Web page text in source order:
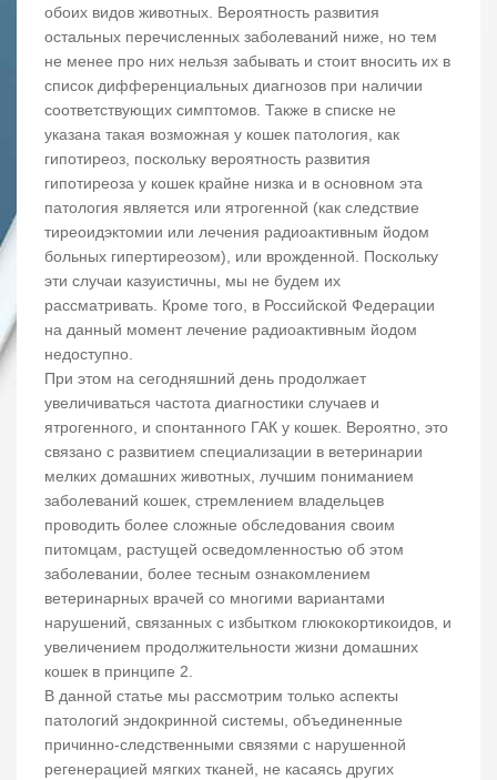
обоих видов животных. Вероятность развития
остальных перечисленных заболеваний ниже, но тем
не менее про них нельзя забывать и стоит вносить их в
список дифференциальных диагнозов при наличии
соответствующих симптомов. Также в списке не
указана такая возможная у кошек патология, как
гипотиреоз, поскольку вероятность развития
гипотиреоза у кошек крайне низка и в основном эта
патология является или ятрогенной (как следствие
тиреоидэктомии или лечения радиоактивным йодом
больных гипертиреозом), или врожденной. Поскольку
эти случаи казуистичны, мы не будем их
рассматривать. Кроме того, в Российской Федерации
на данный момент лечение радиоактивным йодом
недоступно.
При этом на сегодняшний день продолжает
увеличиваться частота диагностики случаев и
ятрогенного, и спонтанного ГАК у кошек. Вероятно, это
связано с развитием специализации в ветеринарии
мелких домашних животных, лучшим пониманием
заболеваний кошек, стремлением владельцев
проводить более сложные обследования своим
питомцам, растущей осведомленностью об этом
заболевании, более тесным ознакомлением
ветеринарных врачей со многими вариантами
нарушений, связанных с избытком глюкокортикоидов, и
увеличением продолжительности жизни домашних
кошек в принципе 2.
В данной статье мы рассмотрим только аспекты
патологий эндокринной системы, объединенные
причинно-следственными связями с нарушенной
регенерацией мягких тканей, не касаясь других